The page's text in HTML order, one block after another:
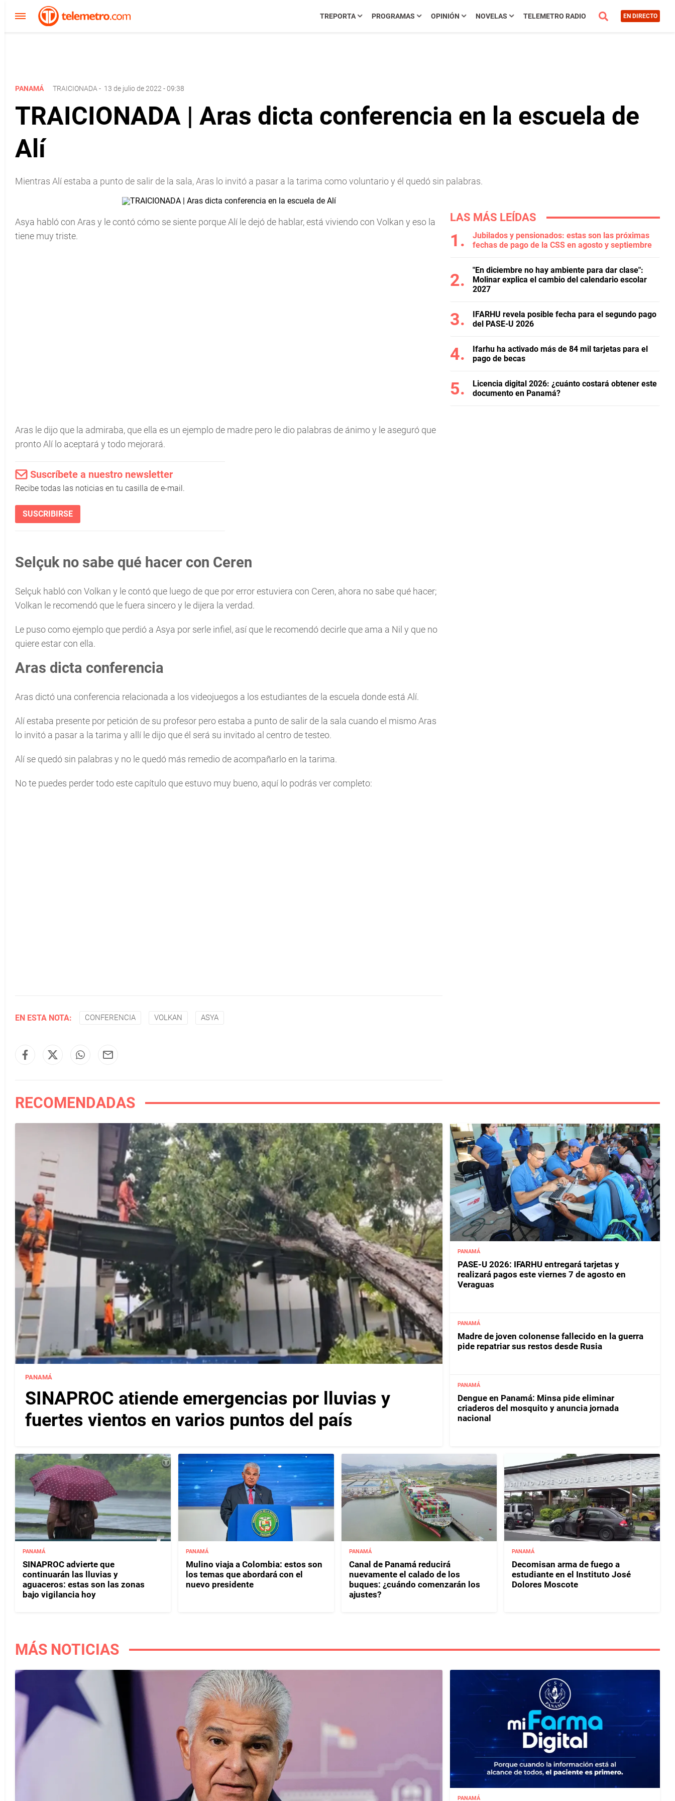
TREPORTA PROGRAMAS OPINIÓN NOVELAS TELEMETRO RADIO EN DIRECTO
PANAMÁ TRAICIONADA - 13 de julio de 2022 - 09:38
TRAICIONADA | Aras dicta conferencia en la escuela de
Alí
Mientras Alí estaba a punto de salir de la sala, Aras lo invitó a pasar a la tarima como voluntario y él quedó sin palabras.
Asya habló con Aras y le contó cómo se siente porque Alí le dejó de hablar, está viviendo con Volkan y eso la
tiene muy triste.
Aras le dijo que la admiraba, que ella es un ejemplo de madre pero le dio palabras de ánimo y le aseguró que
pronto Alí lo aceptará y todo mejorará.
Suscríbete a nuestro newsletter
Recibe todas las noticias en tu casilla de e-mail.
SUSCRIBIRSE
Selçuk no sabe qué hacer con Ceren
Selçuk habló con Volkan y le contó que luego de que por error estuviera con Ceren, ahora no sabe qué hacer;
Volkan le recomendó que le fuera sincero y le dijera la verdad.
Le puso como ejemplo que perdió a Asya por serle infiel, así que le recomendó decirle que ama a Nil y que no
quiere estar con ella.
Aras dicta conferencia
Aras dictó una conferencia relacionada a los videojuegos a los estudiantes de la escuela donde está Alí.
Alí estaba presente por petición de su profesor pero estaba a punto de salir de la sala cuando el mismo Aras
lo invitó a pasar a la tarima y allí le dijo que él será su invitado al centro de testeo.
Alí se quedó sin palabras y no le quedó más remedio de acompañarlo en la tarima.
No te puedes perder todo este capítulo que estuvo muy bueno, aquí lo podrás ver completo:
EN ESTA NOTA: CONFERENCIA VOLKAN ASYA
LAS MÁS LEÍDAS
Jubilados y pensionados: estas son las próximas
fechas de pago de la CSS en agosto y septiembre
"En diciembre no hay ambiente para dar clase":
Molinar explica el cambio del calendario escolar
2027
IFARHU revela posible fecha para el segundo pago
del PASE-U 2026
Ifarhu ha activado más de 84 mil tarjetas para el
pago de becas
Licencia digital 2026: ¿cuánto costará obtener este
documento en Panamá?
RECOMENDADAS
PANAMÁ
SINAPROC atiende emergencias por lluvias y
fuertes vientos en varios puntos del país
PANAMÁ
PASE-U 2026: IFARHU entregará tarjetas y
realizará pagos este viernes 7 de agosto en
Veraguas
PANAMÁ
Madre de joven colonense fallecido en la guerra
pide repatriar sus restos desde Rusia
PANAMÁ
Dengue en Panamá: Minsa pide eliminar
criaderos del mosquito y anuncia jornada
nacional
PANAMÁ
SINAPROC advierte que
continuarán las lluvias y
aguaceros: estas son las zonas
bajo vigilancia hoy
PANAMÁ
Mulino viaja a Colombia: estos son
los temas que abordará con el
nuevo presidente
PANAMÁ
Canal de Panamá reducirá
nuevamente el calado de los
buques: ¿cuándo comenzarán los
ajustes?
PANAMÁ
Decomisan arma de fuego a
estudiante en el Instituto José
Dolores Moscote
MÁS NOTICIAS
PANAMÁ